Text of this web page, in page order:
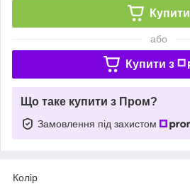
Купити
або
Купити з
Що таке купити з Пром?
Замовлення під захистом
Колір